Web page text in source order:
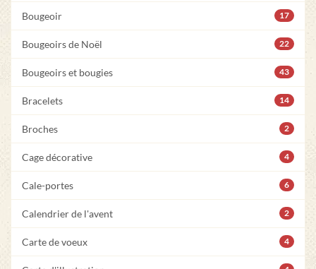
Bougeoir 17
Bougeoirs de Noël 22
Bougeoirs et bougies 43
Bracelets 14
Broches 2
Cage décorative 4
Cale-portes 6
Calendrier de l'avent 2
Carte de voeux 4